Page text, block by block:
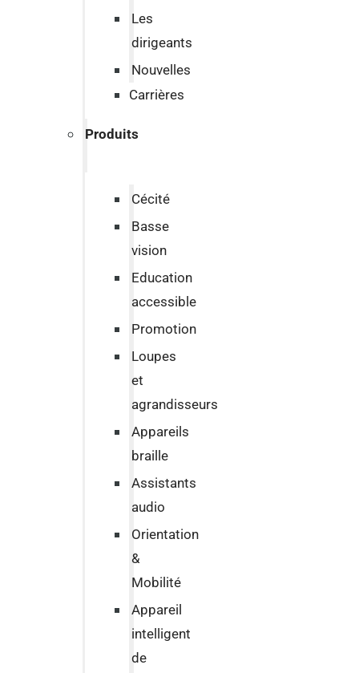
Les
dirigeants
Nouvelles
Carrières
Produits
Cécité
Basse
vision
Education
accessible
Promotion
Loupes
et
agrandisseurs
Appareils
braille
Assistants
audio
Orientation
&
Mobilité
Appareil
intelligent
de